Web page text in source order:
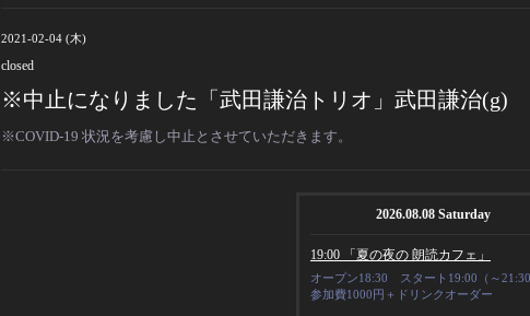
2021-02-04 (木)
closed
※中止になりました「武田謙治トリオ」武田謙治(g)
※COVID-19 状況を考慮し中止とさせていただきます。
2026.08.08 Saturday
19:00 「夏の夜の 朗読カフェ」
オープン18:30 スタート19:00（～21:30
参加費1000円＋ドリンクオーダー